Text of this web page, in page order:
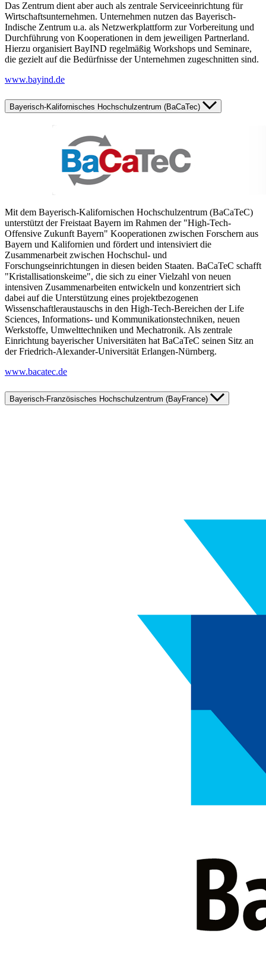
Das Zentrum dient aber auch als zentrale Serviceeinrichtung für
Wirtschaftsunternehmen. Unternehmen nutzen das Bayerisch-
Indische Zentrum u.a. als Netzwerkplattform zur Vorbereitung und
Durchführung von Kooperationen in dem jeweiligen Partnerland.
Hierzu organisiert BayIND regelmäßig Workshops und Seminare,
die gezielt auf die Bedürfnisse der Unternehmen zugeschnitten sind.
www.bayind.de
Bayerisch-Kalifornisches Hochschulzentrum (BaCaTec)
Mit dem Bayerisch-Kalifornischen Hochschulzentrum (BaCaTeC)
unterstützt der Freistaat Bayern im Rahmen der "High-Tech-
Offensive Zukunft Bayern" Kooperationen zwischen Forschern aus
Bayern und Kalifornien und fördert und intensiviert die
Zusammenarbeit zwischen Hochschul- und
Forschungseinrichtungen in diesen beiden Staaten. BaCaTeC schafft
"Kristallisationskeime", die sich zu einer Vielzahl von neuen
intensiven Zusammenarbeiten entwickeln und konzentriert sich
dabei auf die Unterstützung eines projektbezogenen
Wissenschaftleraustauschs in den High-Tech-Bereichen der Life
Sciences, Informations- und Kommunikationstechniken, neuen
Werkstoffe, Umwelttechniken und Mechatronik. Als zentrale
Einrichtung bayerischer Universitäten hat BaCaTeC seinen Sitz an
der Friedrich-Alexander-Universität Erlangen-Nürnberg.
www.bacatec.de
Bayerisch-Französisches Hochschulzentrum (BayFrance)